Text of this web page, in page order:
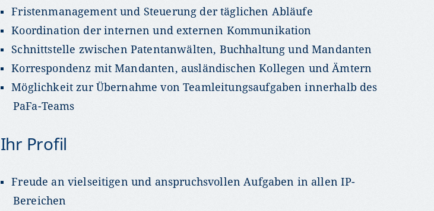
Fristenmanagement und Steuerung der täglichen Abläufe
Koordination der internen und externen Kommunikation
Schnittstelle zwischen Patentanwälten, Buchhaltung und Mandanten
Korrespondenz mit Mandanten, ausländischen Kollegen und Ämtern
Möglichkeit zur Übernahme von Teamleitungsaufgaben innerhalb des
PaFa-Teams
Ihr Profil
Freude an vielseitigen und anspruchsvollen Aufgaben in allen IP-
Bereichen